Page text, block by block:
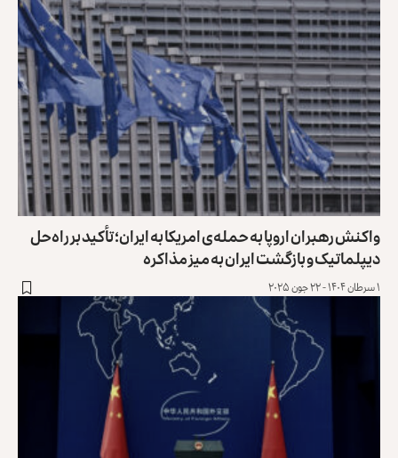
واکنش رهبران اروپا به حمله‌ی امریکا به ایران؛ تأکید بر راه‌حل
دیپلماتیک و بازگشت ایران به میز مذاکره
۱ سرطان ۱۴۰۴ - ۲۲ جون ۲۰۲۵